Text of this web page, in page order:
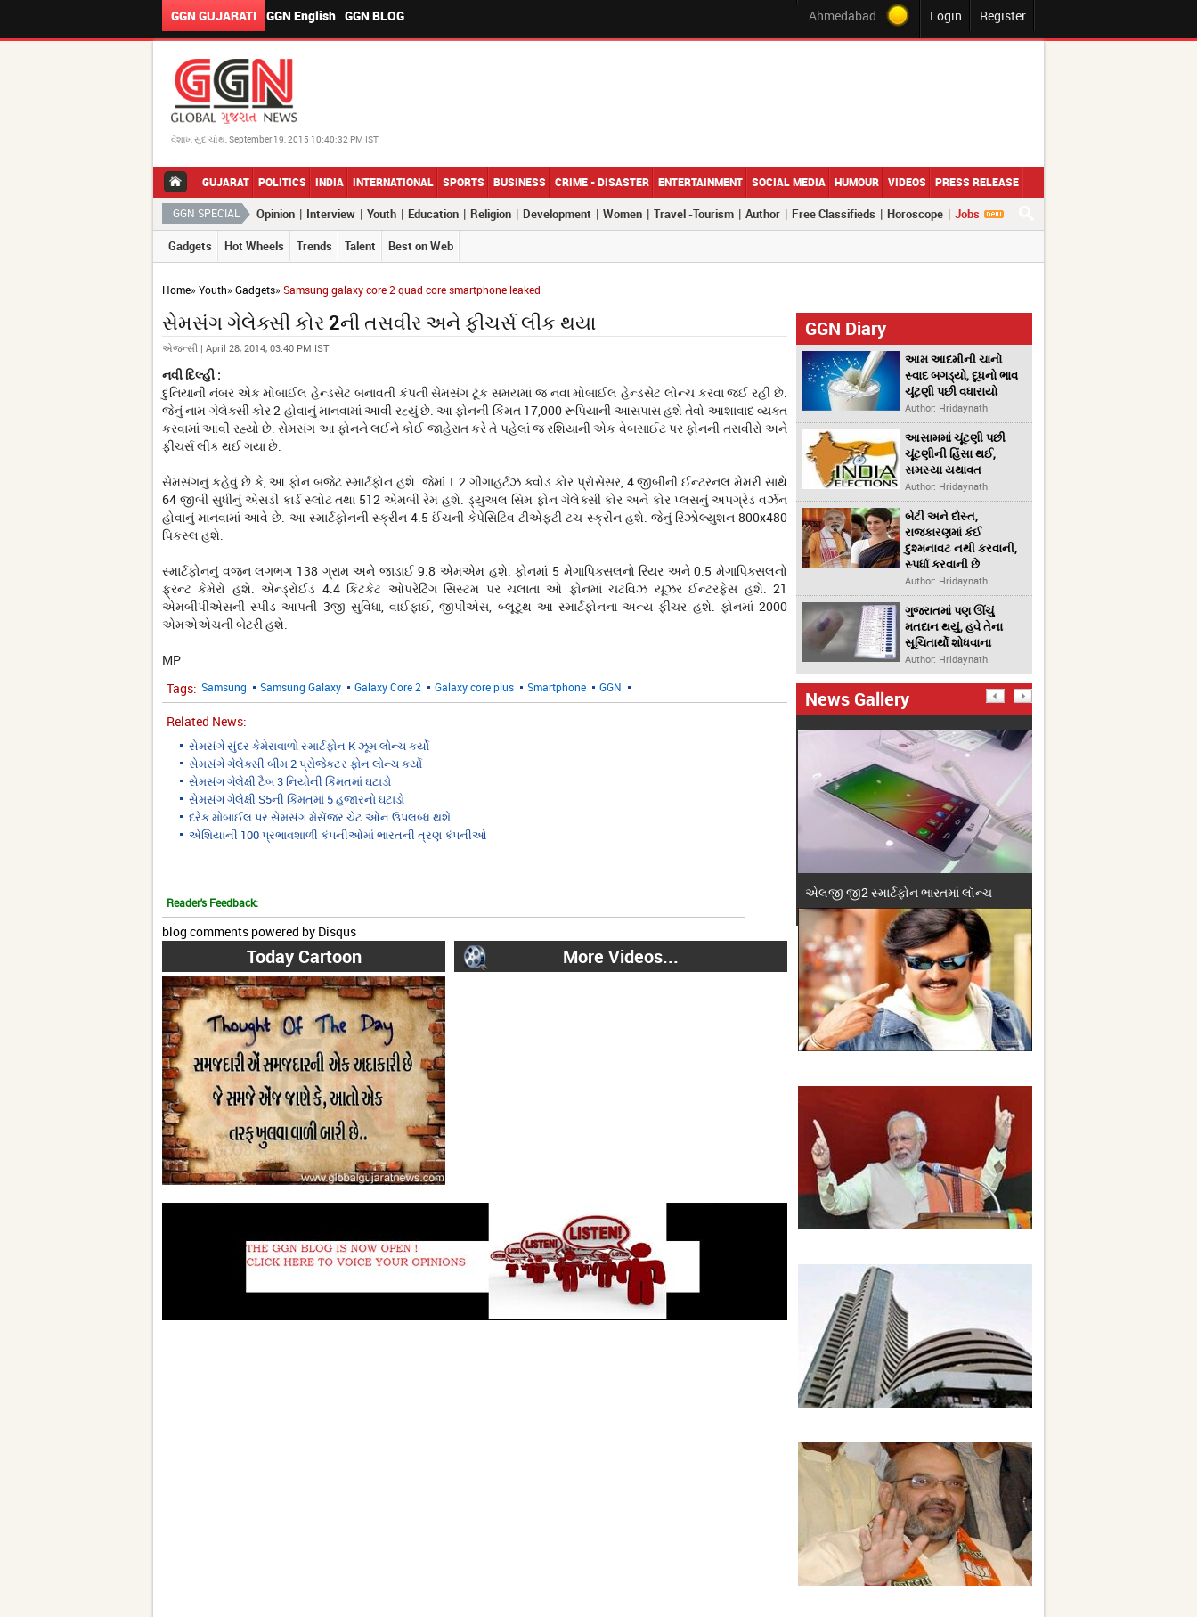
GGN GUJARATI GGN English GGN BLOG Ahmedabad Login Register
વૈશાખ સુદ ચોથ, September 19, 2015 10:40:32 PM IST
GUJARAT POLITICS INDIA INTERNATIONAL SPORTS BUSINESS CRIME - DISASTER ENTERTAINMENT SOCIAL MEDIA HUMOUR VIDEOS PRESS RELEASE
GGN SPECIAL Opinion | Interview | Youth | Education | Religion | Development | Women | Travel -Tourism | Author | Free Classifieds | Horoscope | Jobs
Gadgets
Hot Wheels Trends Talent Best on Web
Home»Youth»Gadgets»Samsung galaxy core 2 quad core smartphone leaked
સેમસંગ ગેલેક્સી કોર 2ની તસવીર અને ફીચર્સ લીક થયા
એજન્સી | April 28, 2014, 03:40 PM IST
નવી દિલ્હી :
દુનિયાની નંબર એક મોબાઈલ હેન્ડસેટ બનાવતી કંપની સેમસંગ ટૂંક સમયમાં જ નવા મોબાઈલ હેન્ડસેટ લોન્ચ કરવા જઈ રહી છે.
જેનું નામ ગેલેક્સી કોર 2 હોવાનું માનવામાં આવી રહ્યું છે. આ ફોનની કિંમત 17,000 રૂપિયાની આસપાસ હશે તેવો આશાવાદ વ્યક્ત
કરવામાં આવી રહ્યો છે. સેમસંગ આ ફોનને લઈને કોઈ જાહેરાત કરે તે પહેલાં જ રશિયાની એક વેબસાઈટ પર ફોનની તસવીરો અને
ફીચર્સ લીક થઈ ગયા છે.
સેમસંગનું કહેવું છે કે, આ ફોન બજેટ સ્માર્ટફોન હશે. જેમાં 1.2 ગીગાહર્ટઝ ક્વોડ કોર પ્રોસેસર, 4 જીબીની ઈન્ટરનલ મેમરી સાથે
64 જીબી સુધીનું એસડી કાર્ડ સ્લોટ તથા 512 એમબી રેમ હશે. ડ્યુઅલ સિમ ફોન ગેલેક્સી કોર અને કોર પ્લસનું અપગ્રેડ વર્ઝન
હોવાનું માનવામાં આવે છે. આ સ્માર્ટફોનની સ્ક્રીન 4.5 ઈંચની કેપેસિટિવ ટીએફટી ટચ સ્ક્રીન હશે. જેનું રિઝોલ્યુશન 800x480
પિકસ્લ હશે.
સ્માર્ટફોનનું વજન લગભગ 138 ગ્રામ અને જાડાઈ 9.8 એમએમ હશે. ફોનમાં 5 મેગાપિક્સલનો રિયર અને 0.5 મેગાપિક્સલનો
ફ્રન્ટ કેમેરો હશે. એન્ડ્રોઈડ 4.4 કિટકેટ ઓપરેટિંગ સિસ્ટમ પર ચલાતા ઓ ફોનમાં ચટવિઝ યૂઝર ઈન્ટરફેસ હશે. 21
એમબીપીએસની સ્પીડ આપતી 3જી સુવિધા, વાઈફાઈ, જીપીએસ, બ્લૂટૂથ આ સ્માર્ટફોનના અન્ય ફીચર હશે. ફોનમાં 2000
એમએએચની બેટરી હશે.
MP
Tags: Samsung Samsung Galaxy Galaxy Core 2 Galaxy core plus Smartphone GGN
Related News:
સેમસંગે સુંદર કેમેરાવાળો સ્માર્ટફોન K ઝૂમ લોન્ચ કર્યો
સેમસંગે ગેલેક્સી બીમ 2 પ્રોજેકટર ફોન લોન્ચ કર્યો
સેમસંગ ગેલેક્ષી ટૈબ 3 નિયોની કિંમતમાં ઘટાડો
સેમસંગ ગેલેક્ષી S5ની કિંમતમાં 5 હજારનો ઘટાડો
દરેક મોબાઈલ પર સેમસંગ મેસેંજર ચેટ ઓન ઉપલબ્ધ થશે
એશિયાની 100 પ્રભાવશાળી કંપનીઓમાં ભારતની ત્રણ કંપનીઓ
Reader's Feedback:
blog comments powered by Disqus
Today Cartoon More Videos...
GGN Diary
આમ આદમીની ચાનો
સ્વાદ બગડ્યો, દૂધનો ભાવ
ચૂંટણી પછી વધારાયો
Author: Hridaynath
આસામમાં ચૂંટણી પછી
ચૂંટણીની હિંસા થઈ,
સમસ્યા યથાવત
Author: Hridaynath
બેટી અને દોસ્ત,
રાજકારણમાં કંઈ
દુશ્મનાવટ નથી કરવાની,
સ્પર્ધા કરવાની છે
Author: Hridaynath
ગુજરાતમાં પણ ઊંચું
મતદાન થયું, હવે તેના
સૂચિતાર્થો શોધવાના
Author: Hridaynath
News Gallery
એલજી જી2 સ્માર્ટફોન ભારતમાં લૉન્ચ